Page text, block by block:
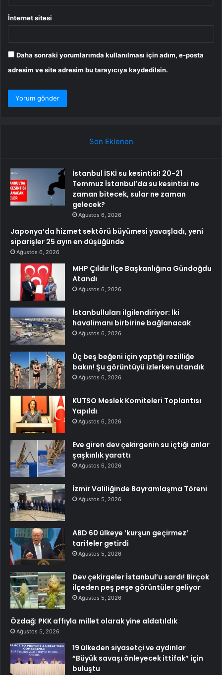
İnternet sitesi
Daha sonraki yorumlarımda kullanılması için adım, e-posta
adresim ve site adresim bu tarayıcıya kaydedilsin.
Son Eklenen
İstanbul İSKİ su kesintisi! 20-21
Temmuz İstanbul’da su kesintisi ne
zaman bitecek, sular ne zaman
gelecek?
Ağustos 6, 2026
Japonya’da hizmet sektörü büyümesi yavaşladı, yeni
siparişler 25 ayın en düşüğünde
Ağustos 6, 2026
MHP Çıldır İlçe Başkanlığına Gündoğdu
Atandı
Ağustos 6, 2026
İstanbulluları ilgilendiriyor: İki
havalimanı birbirine bağlanacak
Ağustos 6, 2026
Üç beş beğeni için yaptığı rezilliğe
bakın! Şu görüntüyü izlerken utandık
Ağustos 6, 2026
KUTSO Meslek Komiteleri Toplantısı
Yapıldı
Ağustos 6, 2026
Eve giren dev çekirgenin su içtiği anlar
şaşkınlık yarattı
Ağustos 6, 2026
İzmir Valiliğinde Bayramlaşma Töreni
Ağustos 5, 2026
ABD 60 ülkeye ‘kurşun geçirmez’
tarifeler getirdi
Ağustos 5, 2026
Dev çekirgeler İstanbul’u sardı! Birçok
ilçeden peş peşe görüntüler geliyor
Ağustos 5, 2026
Özdağ: PKK affıyla millet olarak yine aldatıldık
Ağustos 5, 2026
19 ülkeden siyasetçi ve aydınlar
“Büyük savaşı önleyecek ittifak” için
buluştu